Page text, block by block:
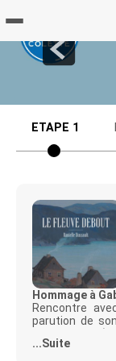
Retour
ETAPE 1
Hommage à
Rencontre
parution de
l'écriture et la
...Suite